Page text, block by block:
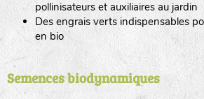
pollinisateurs et auxiliaires au jardin
Des engrais verts indispensables
en bio
Semences biodynamiques
animaux domestiques
animaux sauvages